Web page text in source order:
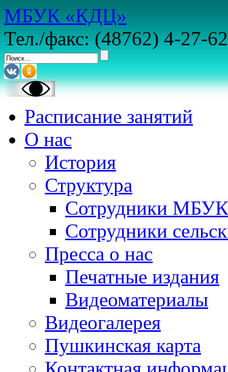
МБУК «КДЦ»
Тел./факс: (48762) 4-27-62
Расписание занятий
О нас
История
Структура
Сотрудники
Сотрудники
Пресса о нас
Печатные издания
Видеоматериалы
Видеогалерея
Пушкинская карта